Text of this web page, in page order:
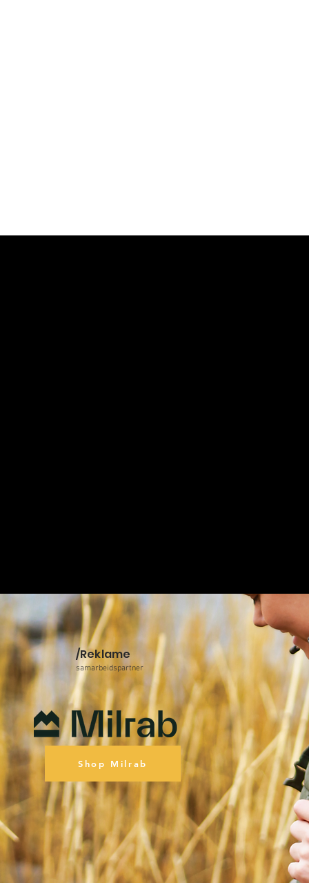
/Reklame
samarbeidspartner
Shop Milrab